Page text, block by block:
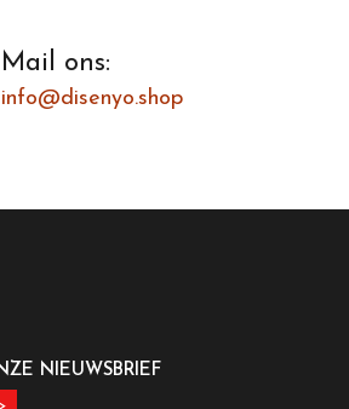
Mail ons:
info@disenyo.shop
NIEUWSBRIEF